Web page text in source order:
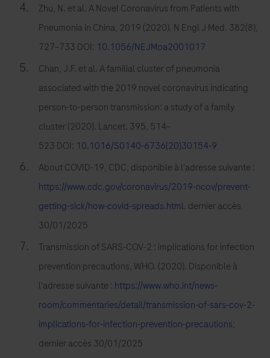
de
prendre
charge
patients.
Zhu, N. et al. A Novel Coronavirus from Patients with
Pneumonia in China, 2019 (2020). N Engl J Med. 382(8),
727–733 DOI: 10.1056/NEJMoa2001017
Chan, J.F. et al. A familial cluster of pneumonia
associated with the 2019 novel coronavirus indicating
person-to-person transmission: a study of a family
cluster (2020). Lancet. 395, 514–
523 DOI: 10.1016/S0140-6736(20)30154-9
About COVID-19, CDC, disponible à l'adresse suivante :
https://www.cdc.gov/coronavirus/2019-ncov/prevent-
getting-sick/how-covid-spreads.html. dernier accès
30/01/2025
Transmission of SARS-COV-2 : implications for infection
prevention precautions, WHO. (2020). Disponible à
l'adresse suivante : https://www.who.int/news-
room/commentaries/detail/transmission-of-sars-cov-2-
implications-for-infection-prevention-precautions;
dernier accès 30/01/2025